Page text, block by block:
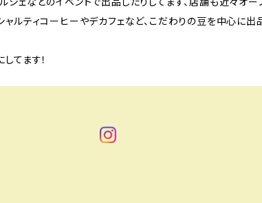
ルティコーヒーやデカフェなど、こだわりの豆を中心に出品
てます！